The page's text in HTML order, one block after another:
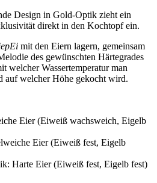
Design in Gold-Optik zieht ein
direkt in den Kochtopf ein.
mit den Eiern lagern, gemeinsam
des gewünschten Härtegrades
welcher Wassertemperatur man
auf welcher Höhe gekocht wird.
Eier (Eiweiß wachsweich, Eigelb
Eier (Eiweiß fest, Eigelb
Harte Eier (Eiweiß fest, Eigelb fest)